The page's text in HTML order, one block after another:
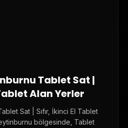
Tablet Sat |
Alan Yerler
Sat | Sıfır, İkinci El Tablet
bölgesinde, Tablet